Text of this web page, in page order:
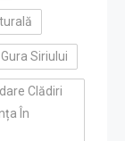
Gura Siriului
Clădiri
În